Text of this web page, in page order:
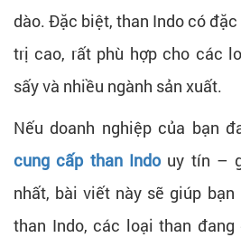
dào. Đặc biệt, than Indo có
trị cao, rất phù hợp cho các
sấy và nhiều ngành sản xuất.
Nếu doanh nghiệp của bạn
cung cấp than Indo uy tín –
nhất, bài viết này sẽ giúp
than Indo, các loại than